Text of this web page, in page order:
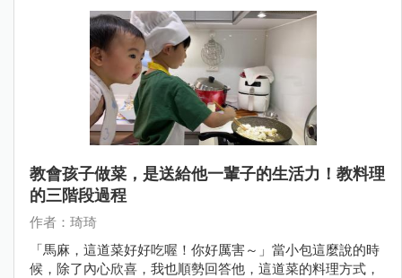
教會孩子做菜，是送給他一輩子的生活力！教料理
的三階段過程
作者：琦琦
「馬麻，這道菜好好吃喔！你好厲害～」當小包這麼說的時
候，除了內心欣喜，我也順勢回答他，這道菜的料理方式，